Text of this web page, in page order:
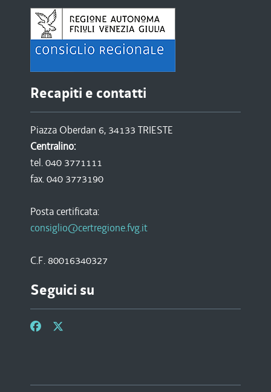
Recapiti e contatti
Piazza Oberdan 6, 34133 TRIESTE
Centralino:
tel. 040 3771111
fax. 040 3773190
Posta certificata:
consiglio@certregione.fvg.it
C.F. 80016340327
Seguici su